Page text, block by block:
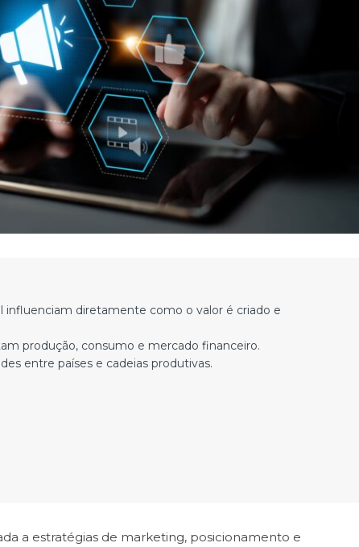
influenciam diretamente como o valor é criado e
produção, consumo e mercado financeiro.
entre países e cadeias produtivas.
a estratégias de marketing, posicionamento e